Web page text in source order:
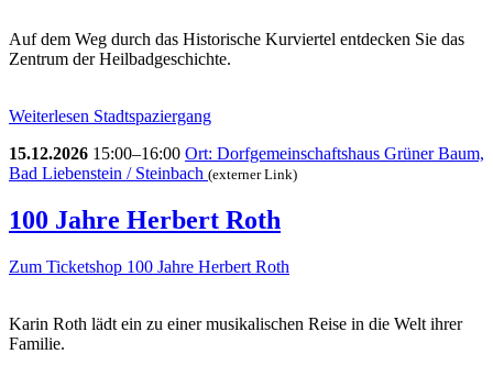
Auf dem Weg durch das Historische Kurviertel entdecken Sie das
Zentrum der Heilbadgeschichte.
Weiterlesen Stadtspaziergang
15.12.2026 15:00–16:00 Ort: Dorfgemeinschaftshaus Grüner Baum,
Bad Liebenstein / Steinbach (externer Link)
100 Jahre Herbert Roth
Zum Ticketshop 100 Jahre Herbert Roth
Karin Roth lädt ein zu einer musikalischen Reise in die Welt ihrer
Familie.